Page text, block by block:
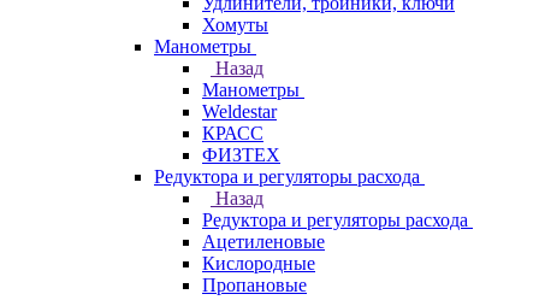
Хомуты
Манометры
Назад
Манометры
Weldestar
КРАСС
ФИЗТЕХ
Редуктора и регуляторы расхода
Назад
Редуктора и регуляторы расхода
Ацетиленовые
Кислородные
Пропановые